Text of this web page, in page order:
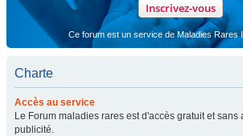
Inscrivez-vous
Ce forum est un service de Maladies Rares
Charte
Accès au service
Le Forum maladies rares est d'accès gratuit et sans
publicité.